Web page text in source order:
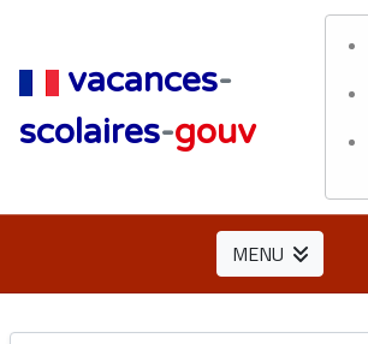
vacances-
scolaires-gouv
MENU